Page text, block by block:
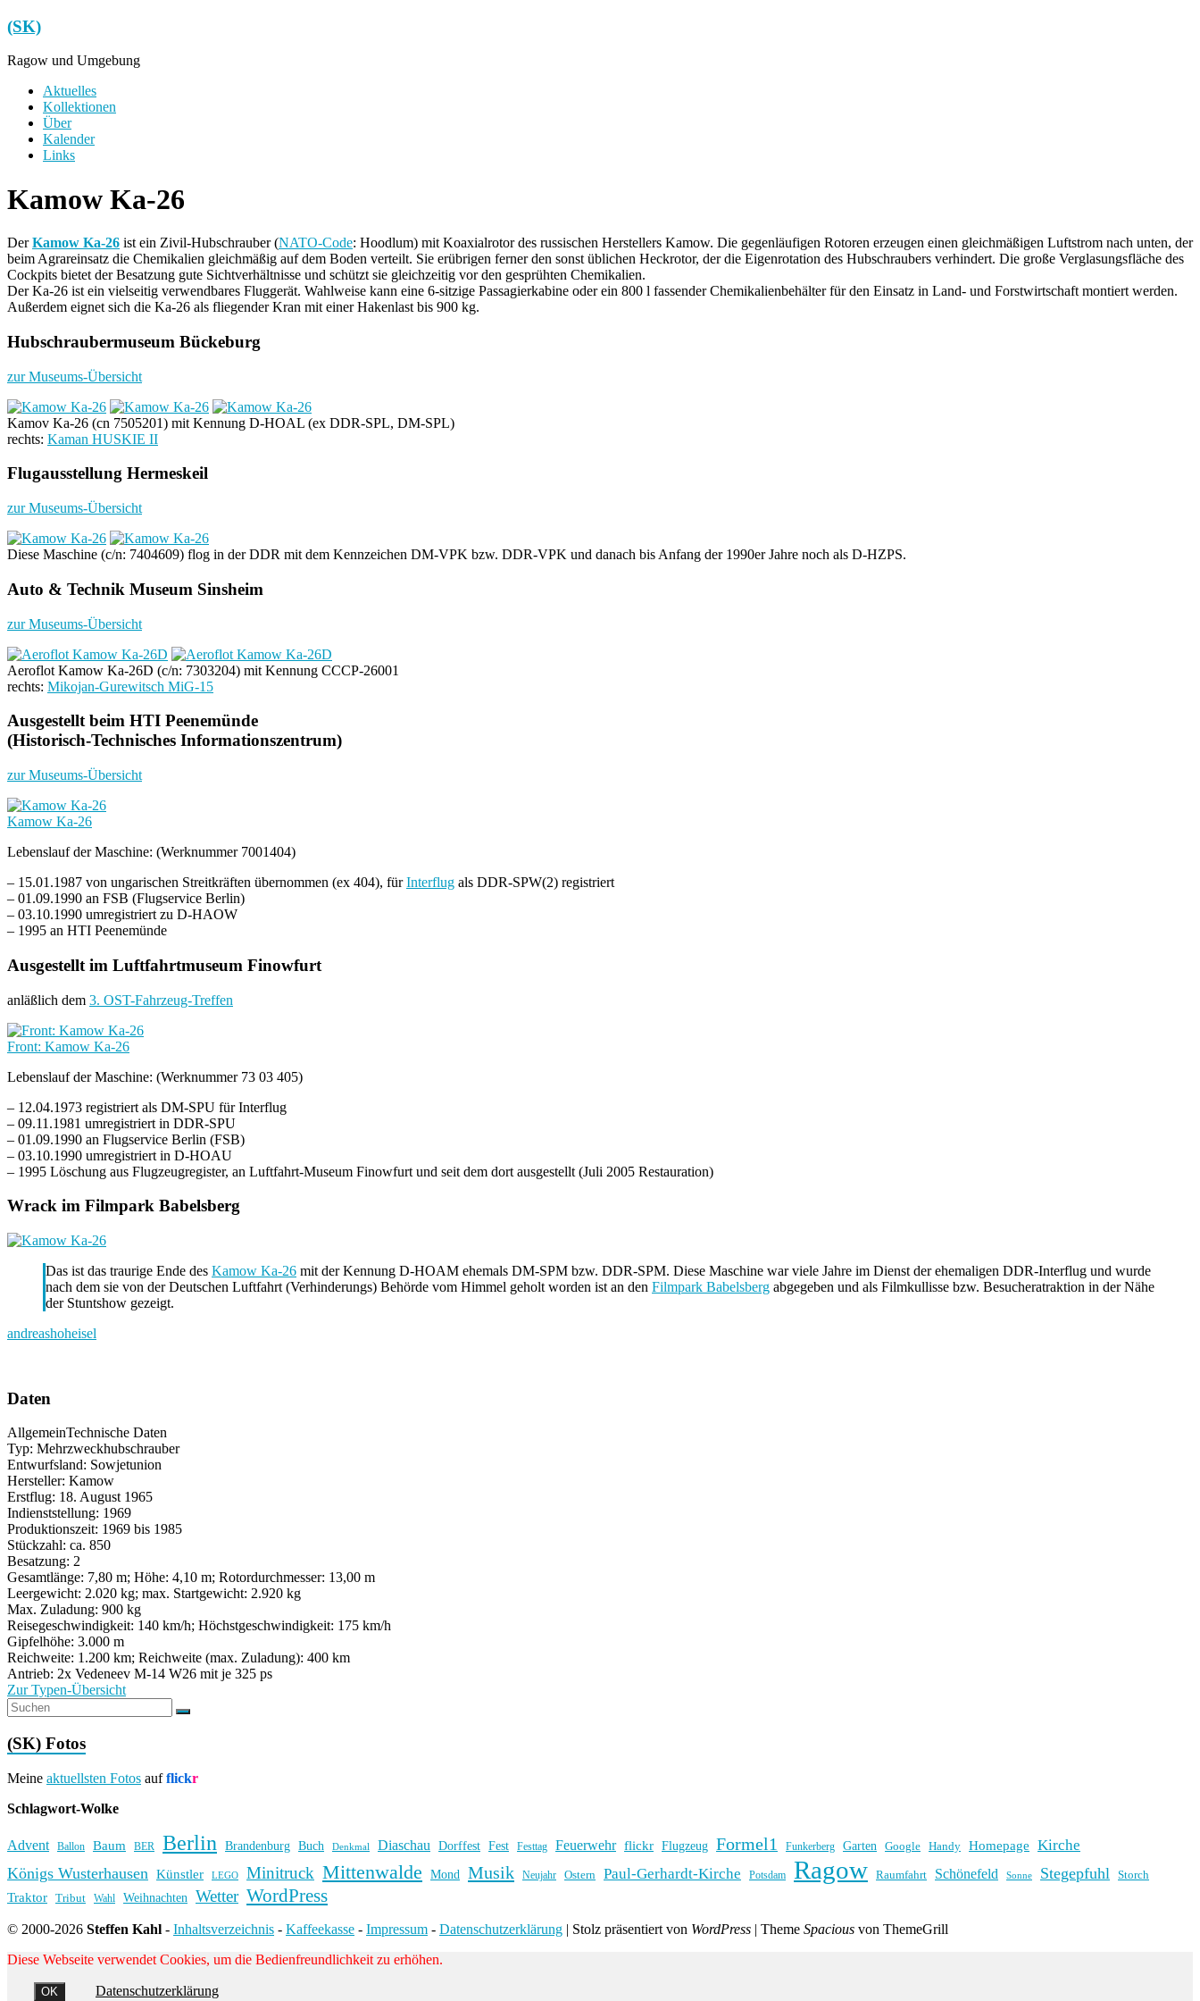
Zum
Inhalt
springen
(SK)
Ragow und Umgebung
Menü
Aktuelles
Kollektionen
Über
Kalender
Links
Kamow Ka-26
DerKamow Ka-26 ist ein Zivil-Hubschrauber (NATO-Code: Hoodlum) mit Koaxialrotor des russischen Herstellers Kamow. Die gegenläufigen Rotoren erzeugen einen gleichmäßigen Luftstrom nach unten, der
beim Agrareinsatz die Chemikalien gleichmäßig auf dem Boden verteilt. Sie erübrigen ferner den sonst üblichen Heckrotor, der die Eigenrotation des Hubschraubers verhindert. Die große Verglasungsfläche des
Cockpits bietet der Besatzung gute Sichtverhältnisse und schützt sie gleichzeitig vor den gesprühten Chemikalien.
Der Ka-26 ist ein vielseitig verwendbares Fluggerät. Wahlweise kann eine 6-sitzige Passagierkabine oder ein 800 l fassender Chemikalienbehälter für den Einsatz in Land- und Forstwirtschaft montiert werden.
Außerdem eignet sich die Ka-26 als fliegender Kran mit einer Hakenlast bis 900 kg.
Hubschraubermuseum Bückeburg
zur Museums-Übersicht
Kamov Ka-26 (cn 7505201) mit Kennung D-HOAL (ex DDR-SPL, DM-SPL)
rechts: Kaman HUSKIE II
Flugausstellung Hermeskeil
zur Museums-Übersicht
Diese Maschine (c/n: 7404609) flog in der DDR mit dem Kennzeichen DM-VPK bzw. DDR-VPK und danach bis Anfang der 1990er Jahre noch als D-HZPS.
Auto & Technik Museum Sinsheim
zur Museums-Übersicht
Aeroflot Kamow Ka-26D (c/n: 7303204) mit Kennung CCCP-26001
rechts: Mikojan-Gurewitsch MiG-15
Ausgestellt beim HTI Peenemünde
(Historisch-Technisches Informationszentrum)
zur Museums-Übersicht
Kamow Ka-26
Lebenslauf der Maschine: (Werknummer 7001404)
– 15.01.1987 von ungarischen Streitkräften übernommen (ex 404), fürInterflug als DDR-SPW(2) registriert
– 01.09.1990 an FSB (Flugservice Berlin)
– 03.10.1990 umregistriert zu D-HAOW
– 1995 an HTI Peenemünde
Ausgestellt im Luftfahrtmuseum Finowfurt
anläßlich dem 3. OST-Fahrzeug-Treffen
Front: Kamow Ka-26
Lebenslauf der Maschine: (Werknummer 73 03 405)
– 12.04.1973 registriert als DM-SPU für Interflug
– 09.11.1981 umregistriert in DDR-SPU
– 01.09.1990 an Flugservice Berlin (FSB)
– 03.10.1990 umregistriert in D-HOAU
– 1995 Löschung aus Flugzeugregister, an Luftfahrt-Museum Finowfurt und seit dem dort ausgestellt (Juli 2005 Restauration)
Wrack im Filmpark Babelsberg
Das ist das traurige Ende des Kamow Ka-26 mit der Kennung D-HOAM ehemals DM-SPM bzw. DDR-SPM. Diese Maschine war viele Jahre im Dienst der ehemaligen DDR-Interflug und wurde
nach dem sie von der Deutschen Luftfahrt (Verhinderungs) Behörde vom Himmel geholt worden ist an den Filmpark Babelsberg abgegeben und als Filmkullisse bzw. Besucheratraktion in der Nähe
der Stuntshow gezeigt.
andreashoheisel
Daten
AllgemeinTechnische Daten
Typ: Mehrzweckhubschrauber
Entwurfsland: Sowjetunion
Hersteller: Kamow
Erstflug: 18. August 1965
Indienststellung: 1969
Produktionszeit: 1969 bis 1985
Stückzahl: ca. 850
Besatzung: 2
Gesamtlänge: 7,80 m; Höhe: 4,10 m; Rotordurchmesser: 13,00 m
Leergewicht: 2.020 kg; max. Startgewicht: 2.920 kg
Max. Zuladung: 900 kg
Reisegeschwindigkeit: 140 km/h; Höchstgeschwindigkeit: 175 km/h
Gipfelhöhe: 3.000 m
Reichweite: 1.200 km; Reichweite (max. Zuladung): 400 km
Antrieb: 2x Vedeneev M-14 W26 mit je 325 ps
Zur Typen-Übersicht
(SK) Fotos
Meine aktuellsten Fotos aufflickr
Schlagwort-Wolke
Advent Ballon Baum BER Berlin Brandenburg Buch Denkmal Diaschau Dorffest Fest Festtag Feuerwehr flickr Flugzeug Formel1 Funkerberg Garten Google Handy Homepage Kirche
Königs Wusterhausen Künstler LEGO Minitruck Mittenwalde Mond Musik Neujahr Ostern Paul-Gerhardt-Kirche Potsdam Ragow Raumfahrt Schönefeld Sonne Stegepfuhl Storch
Traktor Tribut Wahl Weihnachten Wetter WordPress
© 2000-2026 Steffen Kahl - Inhaltsverzeichnis - Kaffeekasse - Impressum - Datenschutzerklärung | Stolz präsentiert von WordPress | Theme Spacious von ThemeGrill
Diese Webseite verwendet Cookies, um die Bedienfreundlichkeit zu erhöhen.
OK Datenschutzerklärung